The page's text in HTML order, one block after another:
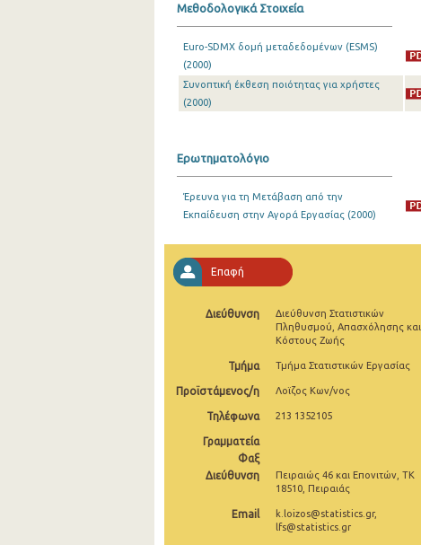
Μεθοδολογικά Στοιχεία
Euro-SDMX δομή μεταδεδομένων (ESMS)
(2000)
Συνοπτική έκθεση ποιότητας για χρήστες
(2000)
Ερωτηματολόγιο
Έρευνα για τη Μετάβαση από την
Εκπαίδευση στην Αγορά Εργασίας (2000)
Επαφή
Διεύθυνση
Διεύθυνση Στατιστικών
Πληθυσμού, Απασχόλησης και
Κόστους Ζωής
Τμήμα Τμήμα Στατιστικών Εργασίας
Προϊστάμενος/η Λοϊζος Κων/νος
Τηλέφωνα 213 1352105
Γραμματεία
Φαξ
Διεύθυνση
Πειραιώς 46 και Επονιτών, ΤΚ
18510, Πειραιάς
Email
k.loizos@statistics.gr,
lfs@statistics.gr